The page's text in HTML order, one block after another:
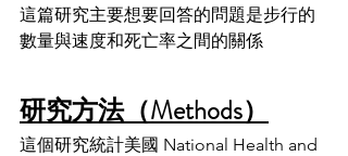
這篇研究主要想要回答的問題是步行的
數量與速度和死亡率之間的關係
研究方法（Methods）
這個研究統計美國 National Health and